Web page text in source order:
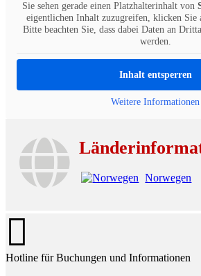
Sie sehen gerade einen Platzhalterinhalt von
eigentlichen Inhalt zuzugreifen, klicken Sie
Bitte beachten Sie, dass dabei Daten an
werden.
Inhalt entsperren
Weitere Informationen
Norwegen
Hotline für Buchungen und Informationen